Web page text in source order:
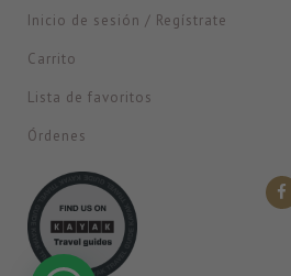
Inicio de sesión / Regístrate
Carrito
Lista de favoritos
Órdenes